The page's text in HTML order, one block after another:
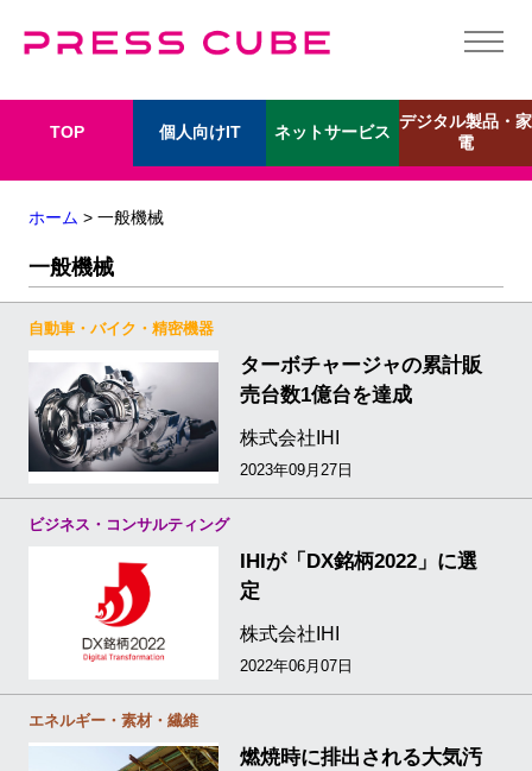
TOP 個人向けIT ネットサービス
デジタル製品・家
電
ホーム > 一般機械
一般機械
自動車・バイク・精密機器
ターボチャージャの累計販
売台数1億台を達成
株式会社IHI
2023年09月27日
ビジネス・コンサルティング
IHIが「DX銘柄2022」に選
定
株式会社IHI
2022年06月07日
エネルギー・素材・繊維
燃焼時に排出される大気汚